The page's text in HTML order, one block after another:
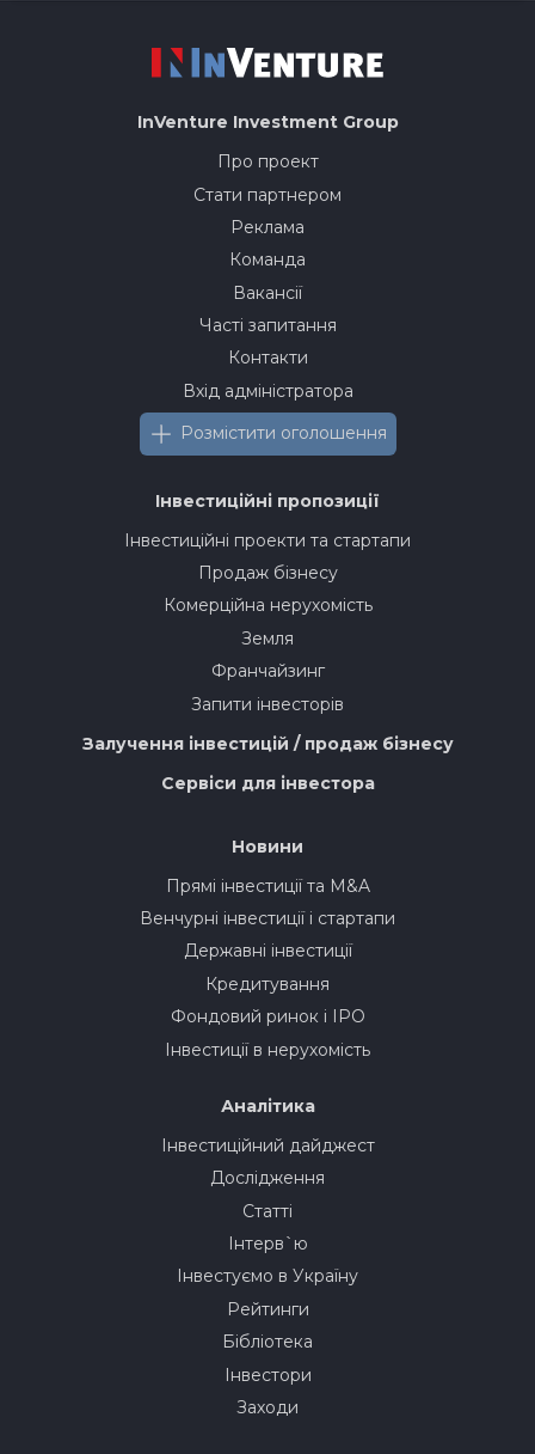
InVenture Investment Group
Про проект
Стати партнером
Реклама
Команда
Вакансії
Часті запитання
Контакти
Вхід адміністратора
Розмістити оголошення
Інвестиційні пропозиції
Інвестиційні проекти та стартапи
Продаж бізнесу
Комерційна нерухомість
Земля
Франчайзинг
Запити інвесторів
Залучення інвестицій / продаж бізнесу
Сервіси для інвестора
Новини
Прямі інвестиції та M&A
Венчурні інвестиції і стартапи
Державні інвестиції
Кредитування
Фондовий ринок і IPO
Інвестиції в нерухомість
Аналітика
Інвестиційний дайджест
Дослідження
Статті
Інтерв`ю
Інвестуємо в Україну
Рейтинги
Бібліотека
Інвестори
Заходи